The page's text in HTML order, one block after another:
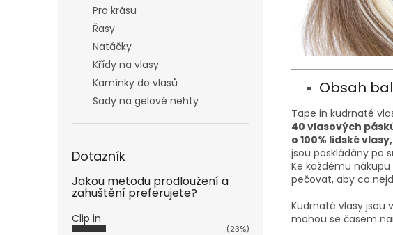
Pro krásu
Řasy
Natáčky
Křídy na vlasy
Kamínky do vlasů
Sady na gelové nehty
Dotazník
Jakou metodu prodloužení a
zahuštění preferujete?
Clip in
(23%)
Obsah
Tape in kudrnaté
40 vlasových
o 100% lidské
jsou poskládány po
Ke každému
pečovat, aby co
Kudrnaté vlasy jsou
mohou se časem